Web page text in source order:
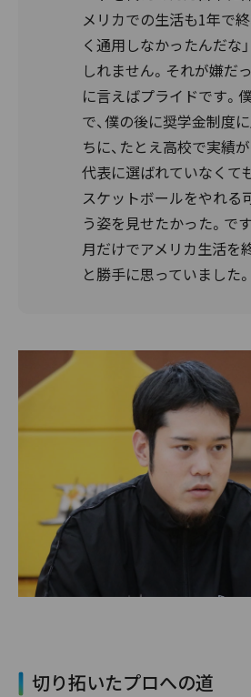
メリカでの生活も1年で
く通用しなかったんだな
しれません。それが嫌だ
に言えばプライドです。
で、僕の後に奨学金制度
ちに、たとえ高校で実績
代表に選ばれていなくて
スケットボールをやれる
う姿を見せたかった。で
月だけでアメリカ生活を
と勝手に思っていました。
切り拓いたプロへの道